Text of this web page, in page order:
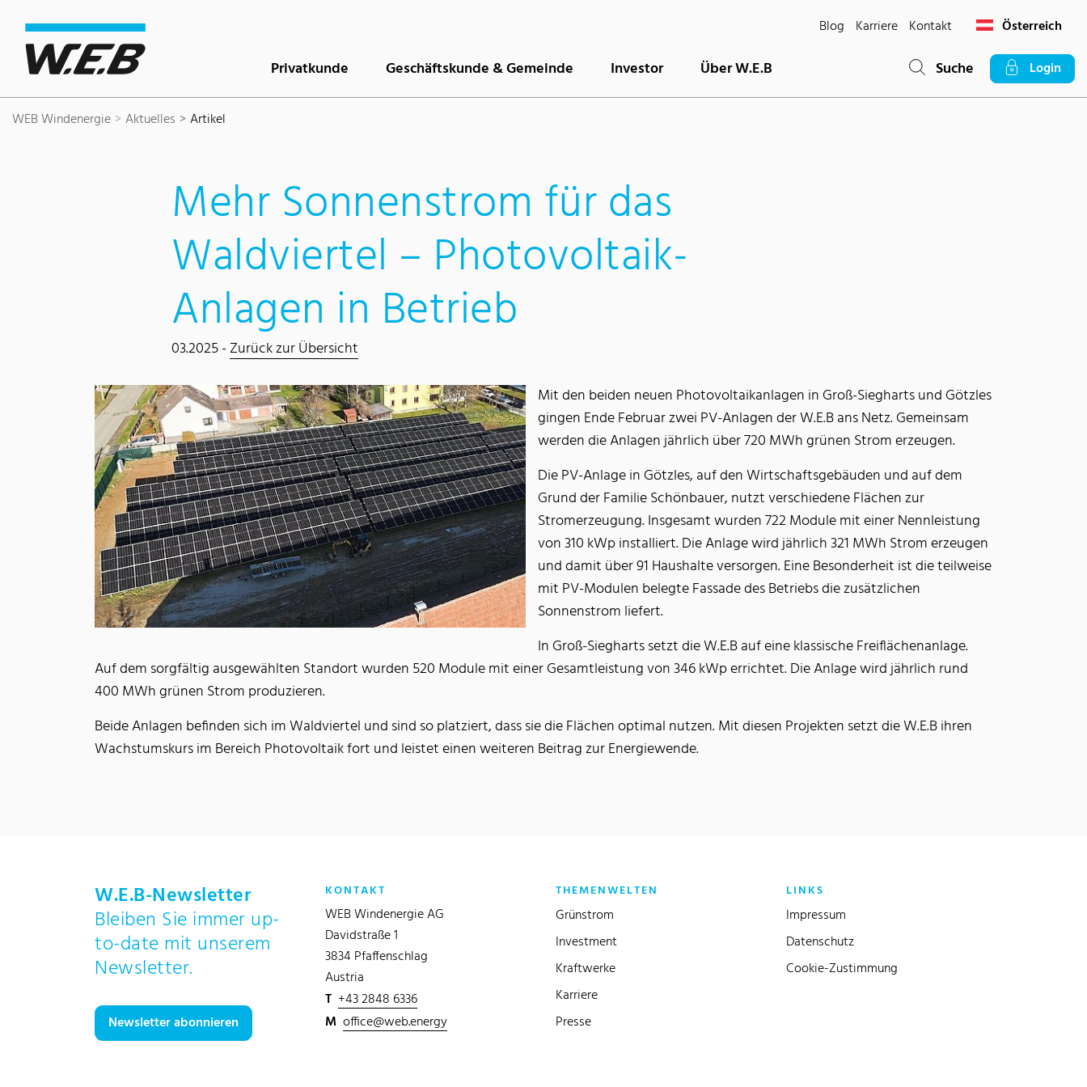
Blog Karriere Kontakt Österreich
Privatkunde Geschäftskunde & Gemeinde Investor Über W.E.B Suche Login
WEB Windenergie Aktuelles Artikel
Mehr Sonnenstrom für das
Waldviertel – Photovoltaik-
Anlagen in Betrieb
03.2025 -Zurück zur Übersicht
Mit den beiden neuen Photovoltaikanlagen in Groß-Siegharts und Götzles
gingen Ende Februar zwei PV-Anlagen der W.E.B ans Netz. Gemeinsam
werden die Anlagen jährlich über 720 MWh grünen Strom erzeugen.
Die PV-Anlage in Götzles, auf den Wirtschaftsgebäuden und auf dem
Grund der Familie Schönbauer, nutzt verschiedene Flächen zur
Stromerzeugung. Insgesamt wurden 722 Module mit einer Nennleistung
von 310 kWp installiert. Die Anlage wird jährlich 321 MWh Strom erzeugen
und damit über 91 Haushalte versorgen. Eine Besonderheit ist die teilweise
mit PV-Modulen belegte Fassade des Betriebs die zusätzlichen
Sonnenstrom liefert.
In Groß-Siegharts setzt die W.E.B auf eine klassische Freiflächenanlage.
Auf dem sorgfältig ausgewählten Standort wurden 520 Module mit einer Gesamtleistung von 346 kWp errichtet. Die Anlage wird jährlich rund
400 MWh grünen Strom produzieren.
Beide Anlagen befinden sich im Waldviertel und sind so platziert, dass sie die Flächen optimal nutzen. Mit diesen Projekten setzt die W.E.B ihren
Wachstumskurs im Bereich Photovoltaik fort und leistet einen weiteren Beitrag zur Energiewende.
W.E.B-Newsletter
Bleiben Sie immer up-
to-date mit unserem
Newsletter.
Newsletter abonnieren
KONTAKT
WEB Windenergie AG
Davidstraße 1
3834 Pfaffenschlag
Austria
T +43 2848 6336
M office@web.energy
THEMENWELTEN
Grünstrom
Investment
Kraftwerke
Karriere
Presse
LINKS
Impressum
Datenschutz
Cookie-Zustimmung